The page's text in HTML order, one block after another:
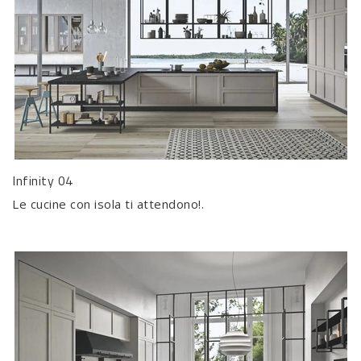
Infinity 04
Le cucine con isola ti attendono!.